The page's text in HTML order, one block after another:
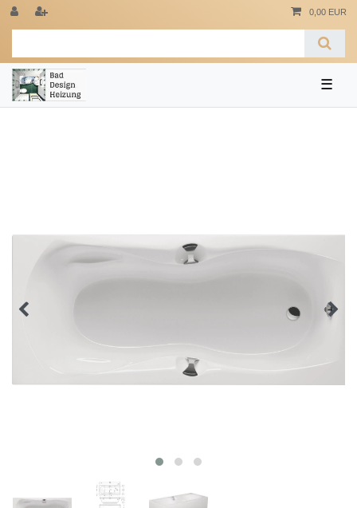
0,00 EUR
☰